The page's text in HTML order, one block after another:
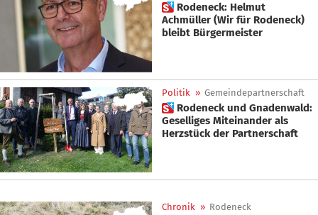
 Rodeneck: Helmut
Achmüller (Wir für Rodeneck)
bleibt Bürgermeister
Politik » Gemeindepartnerschaft
 Rodeneck und Gnadenwald:
Geselliges Miteinander als
Herzstück der Partnerschaft
Chronik » Rodeneck